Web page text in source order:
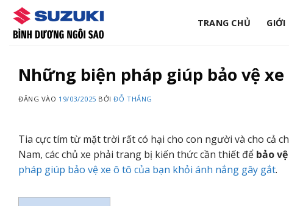
qua
nội
TRANG CHỦ GIỚI
Những biện pháp giúp bảo vệ
ĐĂNG VÀO 19/03/2025 BỞIĐỖ THẮNG
Tia cực tím từ mặt trời rất có hại cho con người và cho cả
Nam, các chủ xe phải trang bị kiến thức cần thiết để bảo
pháp giúp bảo vệ xe ô tô của bạn khỏi ánh nắng gây gắt.